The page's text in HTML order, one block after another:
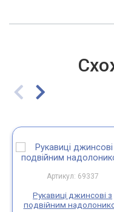
Артикул: 69337
Рукавиці джинсові з
подвійним